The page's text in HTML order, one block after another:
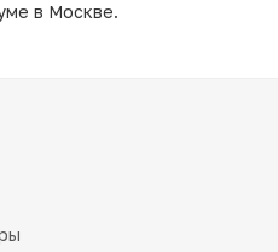
в Москве.